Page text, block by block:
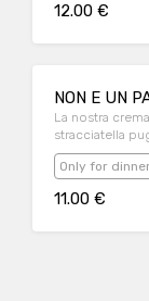
12.00 €
NON E UN
La nostra
stracciatella
az. agr
Only for
11.00 €